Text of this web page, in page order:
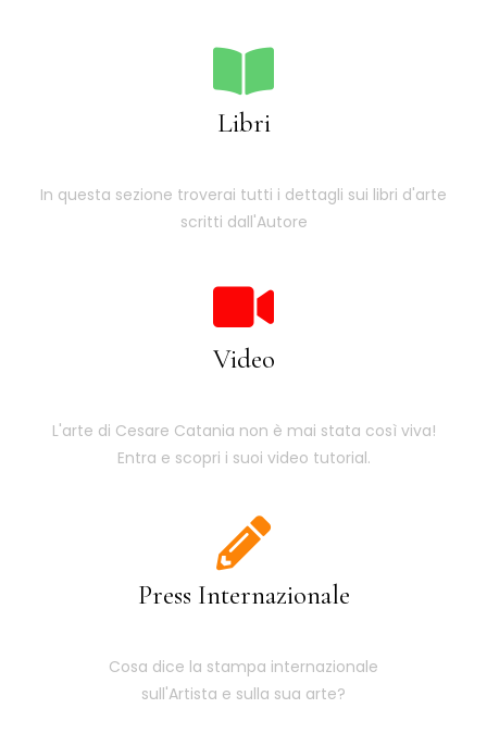
Libri
In questa sezione troverai tutti i dettagli sui libri d'arte
scritti dall'Autore
Video
L'arte di Cesare Catania non è mai stata così viva!
Entra e scopri i suoi video tutorial.
Press Internazionale
Cosa dice la stampa internazionale
sull'Artista e sulla sua arte?